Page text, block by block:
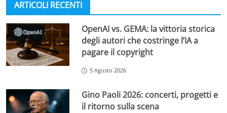
ARTICOLI RECENTI
OpenAI vs. GEMA: la vittoria storica
degli autori che costringe l’IA a
pagare il copyright
5 Agosto 2026
Gino Paoli 2026: concerti, progetti e
il ritorno sulla scena